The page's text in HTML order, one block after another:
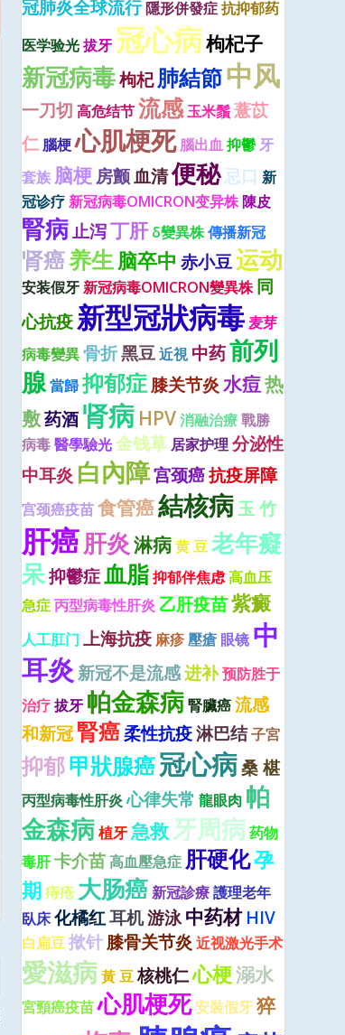
冠肺炎全球流行隱形併發症抗抑郁药
医学验光拔牙 冠心病枸杞子
新冠病毒枸杞肺結節中风
一刀切 高危结节流感玉米鬚薏苡
仁 腦梗心肌梗死 腦出血抑鬱牙
套族 脑梗房颤血清便秘忌口 新
冠诊疗新冠病毒OMICRON变异株陳皮
腎病止泻丁肝 δ變異株傳播新冠
肾癌养生脑卒中 赤小豆运动
安装假牙新冠病毒OMICRON變異株 同
心抗疫新型冠狀病毒麦芽
病毒變異骨折黑豆近視 中药前列
腺當歸抑郁症膝关节炎 水痘热
敷药酒肾病 HPV消融治療戰勝
病毒醫學驗光金钱草 居家护理 分泌性
中耳炎 白內障宫颈癌抗疫屏障
宫颈癌疫苗食管癌結核病玉 竹
肝癌肝炎淋病黄 豆老年癡
呆抑鬱症 血脂抑郁伴焦虑高血压
急症丙型病毒性肝炎 乙肝疫苗紫癜
人工肛门 上海抗疫 麻疹壓瘡 眼镜 中
耳炎 新冠不是流感进补预防胜于
治疗拔牙 帕金森病腎臟癌流感
和新冠腎癌柔性抗疫淋巴结子宮
抑郁甲狀腺癌冠心病桑 椹
丙型病毒性肝炎心律失常 龍眼肉 帕
金森病植牙急救牙周病药物
毒肝卡介苗高血壓急症 肝硬化孕
期痔疮 大肠癌新冠診療護理老年
臥床化橘红耳机游泳中药材 HIV
白扁豆揿针膝骨关节炎 近视激光手术
愛滋病黃 豆核桃仁心梗溺水
宮頸癌疫苗心肌梗死安裝假牙猝